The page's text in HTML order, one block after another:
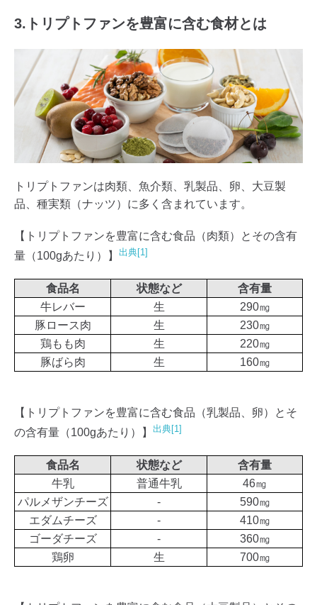
3.トリプトファンを豊富に含む食材とは
トリプトファンは肉類、魚介類、乳製品、卵、大豆製
品、種実類（ナッツ）に多く含まれています。
【トリプトファンを豊富に含む食品（肉類）とその含有
量（100gあたり）】 出典[1]
食品名 状態など
含有量
牛レバー
生
290㎎
豚ロース肉
生
230㎎
鶏もも肉
生
220㎎
豚ばら肉
生 160㎎
【トリプトファンを豊富に含む食品（乳製品、卵）とそ
の含有量（100gあたり）】 出典[1]
食品名 状態など
含有量
牛乳
普通牛乳
46㎎
パルメザンチーズ
-
590㎎
エダムチーズ
-
410㎎
ゴーダチーズ
-
360㎎
鶏卵
生 700㎎